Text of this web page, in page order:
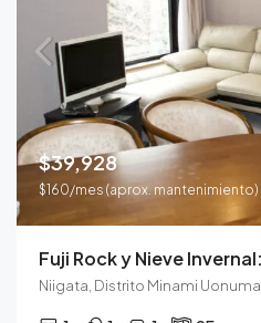
$39,928
$160/mes (aprox. mantenimiento)
Niigata, Distrito Minami Uonuma